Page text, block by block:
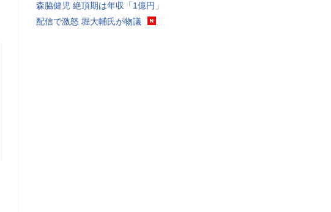
森脇健児 絶頂期は年収「1億円」
配信で激怒 堀大輔氏が物議